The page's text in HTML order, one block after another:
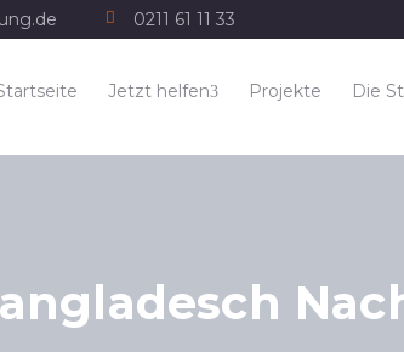
0211 61 11 33
Jetzt helfen Projekte Die